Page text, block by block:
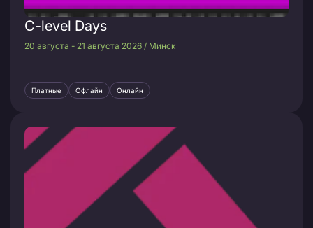
C-level Days
20 августа - 21 августа 2026 / Минск
Платные Офлайн Онлайн